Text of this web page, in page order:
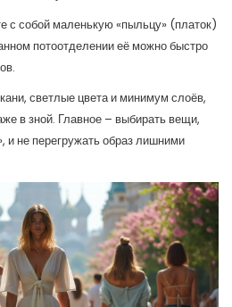
с собой маленькую «пыльцу» (платок)
потоотделении её можно быстро
светлые цвета и минимум слоёв,
в зной. Главное – выбирать вещи,
и не перегружать образ лишними